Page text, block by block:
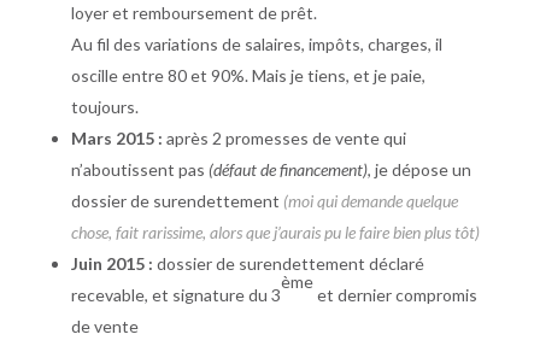
loyer et remboursement de prêt.
Au fil des variations de salaires, impôts, charges, il
oscille entre 80 et 90%. Mais je tiens, et je paie,
toujours.
Mars 2015 : après 2 promesses de vente qui
n’aboutissent pas (défaut de financement), je dépose un
dossier de surendettement (moi qui demande quelque
chose, fait rarissime, alors que j’aurais pu le faire bien plus tôt)
Juin 2015 : dossier de surendettement déclaré
recevable, et signature du 3
ème
et dernier compromis
de vente